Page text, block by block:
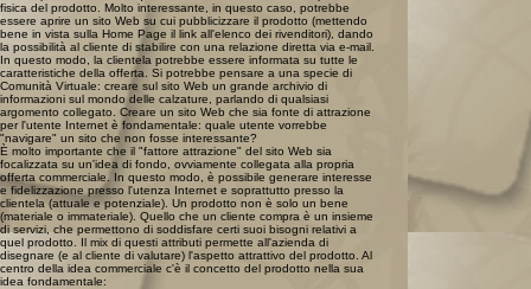
fisica del prodotto. Molto interessante, in questo caso, potrebbe
essere aprire un sito Web su cui pubblicizzare il prodotto (mettendo
bene in vista sulla Home Page il link all'elenco dei rivenditori), dando
la possibilità al cliente di stabilire con una relazione diretta via e-mail.
In questo modo, la clientela potrebbe essere informata su tutte le
caratteristiche della offerta. Si potrebbe pensare a una specie di
Comunità Virtuale: creare sul sito Web un grande archivio di
informazioni sul mondo delle calzature, parlando di qualsiasi
argomento collegato. Creare un sito Web che sia fonte di attrazione
per l'utente Internet è fondamentale: quale utente vorrebbe
"navigare" un sito che non fosse interessante?
È molto importante che il "fattore attrazione" del sito Web sia
focalizzata su un'idea di fondo, ovviamente collegata alla propria
offerta commerciale. In questo modo, è possibile generare interesse
e fidelizzazione presso l'utenza Internet e soprattutto presso la
clientela (attuale e potenziale). Un prodotto non è solo un bene
(materiale o immateriale). Quello che un cliente compra è un insieme
di servizi, che permettono di soddisfare certi suoi bisogni relativi a
quel prodotto. Il mix di questi attributi permette all'azienda di
disegnare (e al cliente di valutare) l'aspetto attrattivo del prodotto. Al
centro della idea commerciale c'è il concetto del prodotto nella sua
idea fondamentale: